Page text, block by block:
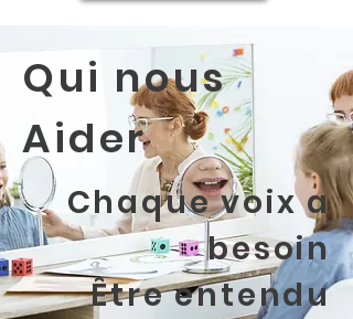
Qui nous
Aider
Chaque voix a
besoin
Être entendu